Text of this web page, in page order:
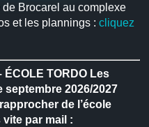
Brocarel au complexe
et les plannings :cliquez
ÉCOLE TORDO Les
2026/2027
de l’école
par mail :